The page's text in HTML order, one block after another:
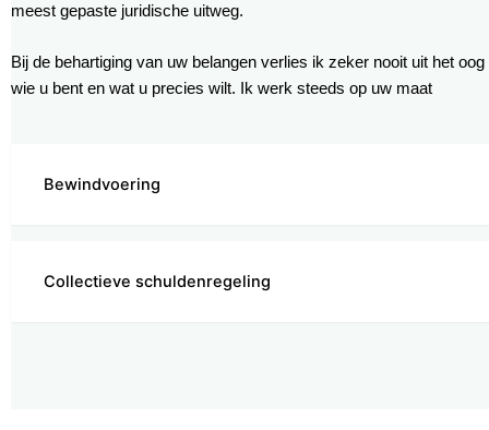
Bewindvoering
Collectieve schuldenregeling
meest gepaste juridische uitweg.
Bij de behartiging van uw belangen verlies ik zeker nooit uit het oog
wie u bent en wat u precies wilt. Ik werk steeds op uw maat